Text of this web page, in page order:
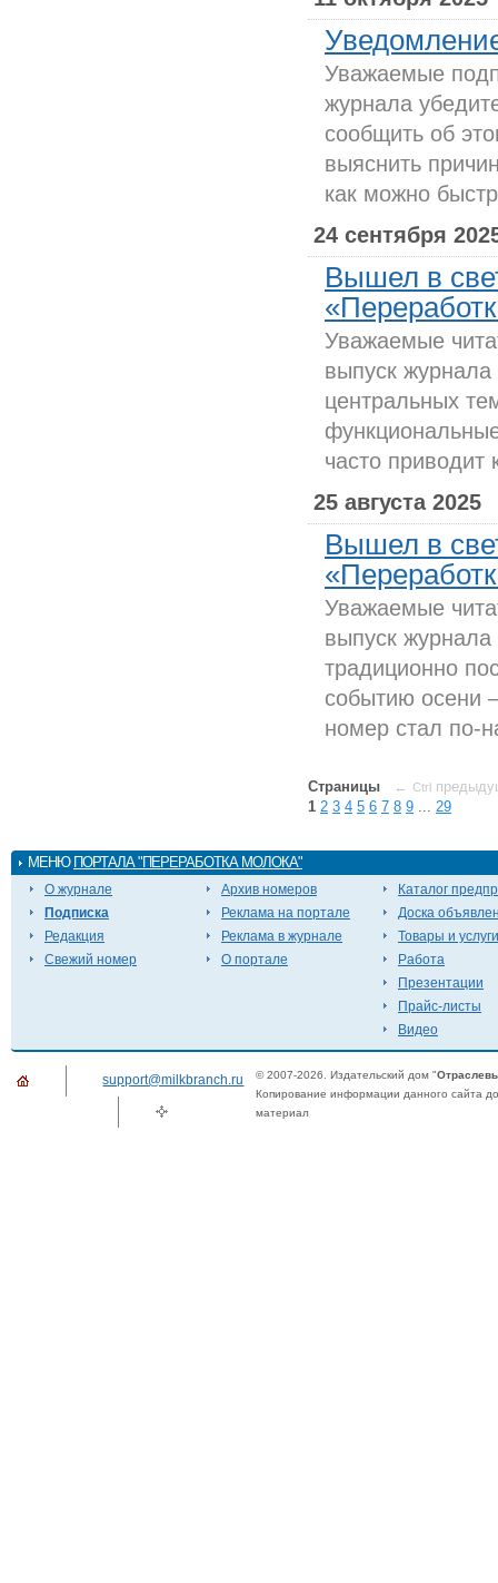
Уважаемые
журнала
сообщить об
выяснить
как можно
24 сентября
Вышел в
Уважаемые
выпуск
центральных
часто приводит
25 августа 2025
Вышел в
Уважаемые
выпуск
традиционно
событию осени
номер стал по-
Страницы ← Ctrl
1 2 3 4 5 6 7 8 9 ... 29
МЕНЮ ПОРТАЛА "ПЕРЕРАБОТКА МОЛОКА"
О журнале
Подписка
Редакция
Свежий номер
Архив номеров
Реклама на портале
Реклама в журнале
О портале
Каталог
Доска
Товары и услуги
Работа
Презентации
Прайс-листы
Видео
support@milkbranch.ru © 2007-2026. Издательский дом "
Копирование информации данного сайта
материал